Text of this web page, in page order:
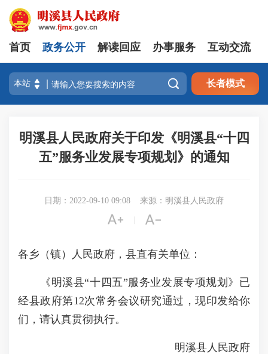
首页 政务公开 解读回应 办事服务 互动交流
 长者模式
明溪县人民政府关于印发《明溪县“十四
五”服务业发展专项规划》的通知
日期：2022-09-10 09:08 来源：明溪县人民政府
 
各乡（镇）人民政府，县直有关单位：
《明溪县“十四五”服务业发展专项规划》已
经县政府第12次常务会议研究通过，现印发给你
们，请认真贯彻执行。
明溪县人民政府